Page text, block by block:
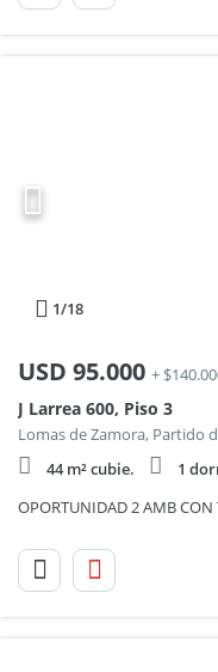
1/18
USD 95.000 +
J Larrea 600, Piso 3
Lomas de Zamora, Partido
44 m² cubie.
1
OPORTUNIDAD 2 AMB CON